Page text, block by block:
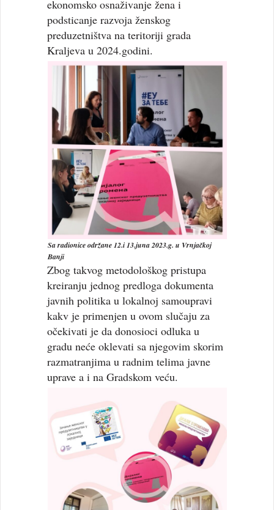
ekonomsko osnaživanje žena i
podsticanje razvoja ženskog
preduzetništva na teritoriji grada
Kraljeva u 2024.godini.
Sa radionice održane 12.i 13.juna 2023.g. u Vrnjačkoj
Banji
Zbog takvog metodološkog pristupa
kreiranju jednog predloga dokumenta
javnih politika u lokalnoj samoupravi
kakv je primenjen u ovom slučaju za
očekivati je da donosioci odluka u
gradu neće oklevati sa njegovim skorim
razmatranjima u radnim telima javne
uprave a i na Gradskom veću.